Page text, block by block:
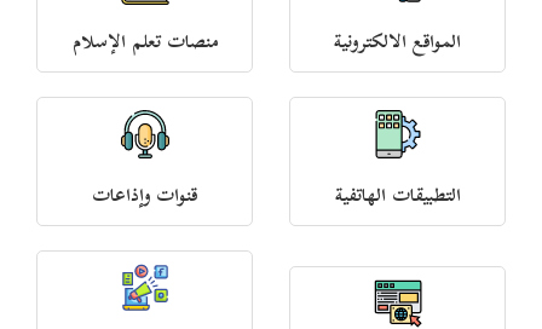
المواقع الالكترونية منصات تعلم الإسلام
التطبيقات الهاتفية قنوات وإذاعات